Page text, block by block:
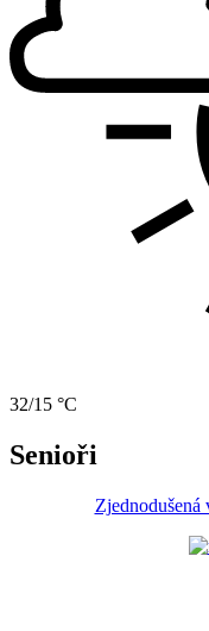
32/15 °C
Senioři
Zjednodušená